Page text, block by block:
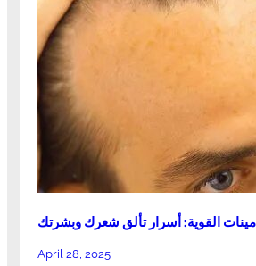
القوية: أسرار تألق شعرك وبشرتك
April 28, 2025